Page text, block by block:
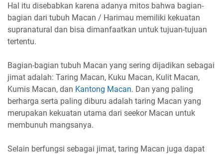
Hal itu disebabkan karena adanya mitos bahwa bagian-
bagian dari tubuh Macan / Harimau memiliki kekuatan
supranatural dan bisa dimanfaatkan untuk tujuan-tujuan
tertentu.
Bagian-bagian tubuh Macan yang sering dijadikan sebagai
jimat adalah: Taring Macan, Kuku Macan, Kulit Macan,
Kumis Macan, dan Kantong Macan. Dan yang paling
berharga serta paling diburu adalah taring Macan yang
merupakan kekuatan utama dari seekor Macan untuk
membunuh mangsanya.
Selain berfungsi sebagai jimat, taring Macan juga dapat